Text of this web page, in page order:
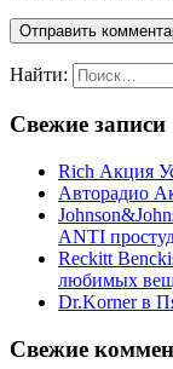
Найти:
Свежие записи
Rich Акция
Авторадио
ANTI
Reckitt
любимых
Dr.Korner в
Свежие